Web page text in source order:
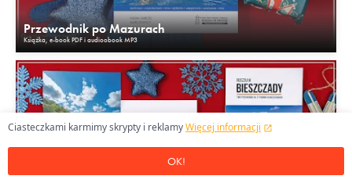
Przewodnik po Mazurach
Książka, e-book PDF i audioobook MP3
Ciasteczkami karmimy skrypty i reklamyWięcej informacji
OK!